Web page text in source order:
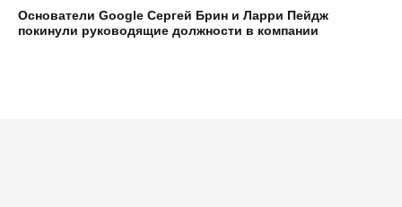
Основатели Google Сергей Брин и Ларри Пейдж
покинули руководящие должности в компании